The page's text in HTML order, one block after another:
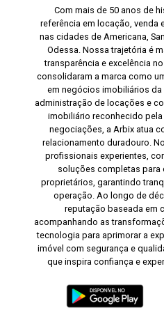
Com mais de 50 anos de
referência em locação, venda
nas cidades de Americana,
Odessa. Nossa trajetória é
transparência e excelência
consolidaram a marca como
em negócios imobiliários da
administração de locações e
imobiliário reconhecido
negociações, a Arbix atua
relacionamento duradouro.
profissionais experientes,
soluções completas para
proprietários, garantindo
operação. Ao longo de
reputação baseada em
acompanhando as
tecnologia para aprimorar a
imóvel com segurança e
que inspira confiança e